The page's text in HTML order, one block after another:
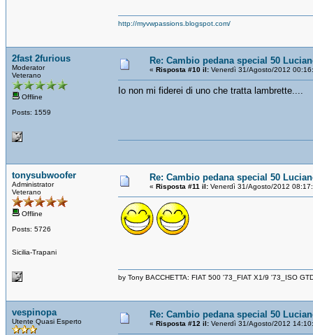
http://myvwpassions.blogspot.com/
2fast 2furious
Moderator
Veterano
Offline
Posts: 1559
Re: Cambio pedana special 50
« Risposta #10 il: Venerdì 31/Agosto/2012
Io non mi fiderei di uno che tratta lambrette....
tonysubwoofer
Administrator
Veterano
Offline
Posts: 5726
Sicilia-Trapani
Re: Cambio pedana special 50
« Risposta #11 il: Venerdì 31/Agosto/2012
by Tony BACCHETTA: FIAT 500 '73_FIAT X1/9 '73_ISO
vespinopa
Utente Quasi Esperto
Re: Cambio pedana special 50
« Risposta #12 il: Venerdì 31/Agosto/2012